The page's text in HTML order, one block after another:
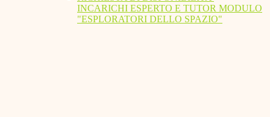
INCARICHI ESPERTO E TUTOR MODULO
"ESPLORATORI DELLO SPAZIO"